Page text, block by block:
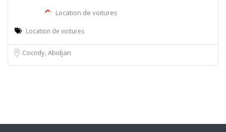
Location de voitures
Location de voitures
Cocody, Abidjan